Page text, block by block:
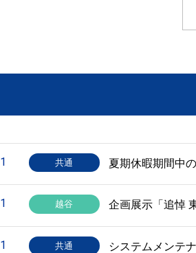
共通 夏期休暇期間中
越谷 企画展示「追悼
共通 システムメンテ